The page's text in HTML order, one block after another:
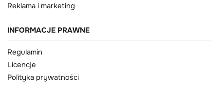
Reklama i marketing
INFORMACJE PRAWNE
Regulamin
Licencje
Polityka prywatności